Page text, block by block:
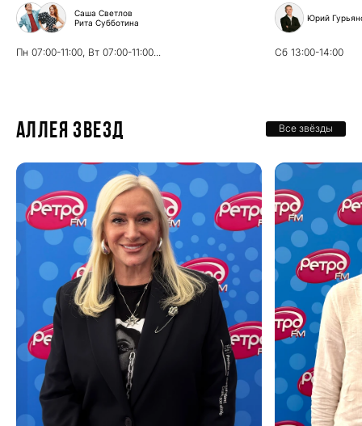
Саша Светлов
Рита Субботина
Пн 07:00-11:00, Вт 07:00-11:00...
Юрий
Сб 13:00-14:00
Аллея звезд Все звёзды